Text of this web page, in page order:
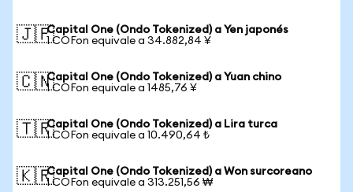
🇯🇵Capital One (Ondo Tokenized) a Yen japonés
1 COFon equivale a 34.882,84 ¥
🇨🇳Capital One (Ondo Tokenized) a Yuan chino
1 COFon equivale a 1485,76 ¥
🇹🇷Capital One (Ondo Tokenized) a Lira turca
1 COFon equivale a 10.490,64 ₺
🇰🇷Capital One (Ondo Tokenized) a Won surcoreano
1 COFon equivale a 313.251,56 ₩